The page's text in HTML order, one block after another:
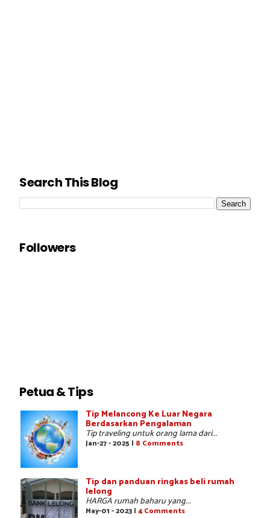
Search This Blog
Followers
Petua & Tips
Tip Melancong Ke Luar Negara
Berdasarkan Pengalaman
Tip traveling untuk orang lama dari...
Jan-27 - 2025 | 8 Comments
Tip dan panduan ringkas beli rumah
lelong
HARGA rumah baharu yang...
May-01 - 2023 | 4 Comments